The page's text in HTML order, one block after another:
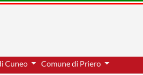
Cuneo Comune di Priero